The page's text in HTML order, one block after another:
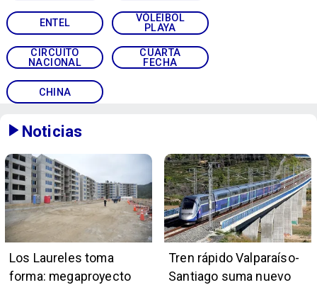
ENTEL
VÓLEIBOL
PLAYA
CIRCUITO
NACIONAL
CUARTA
FECHA
CHINA
Noticias
Los Laureles toma
forma: megaproyecto
Tren rápido Valparaíso-
Santiago suma nuevo